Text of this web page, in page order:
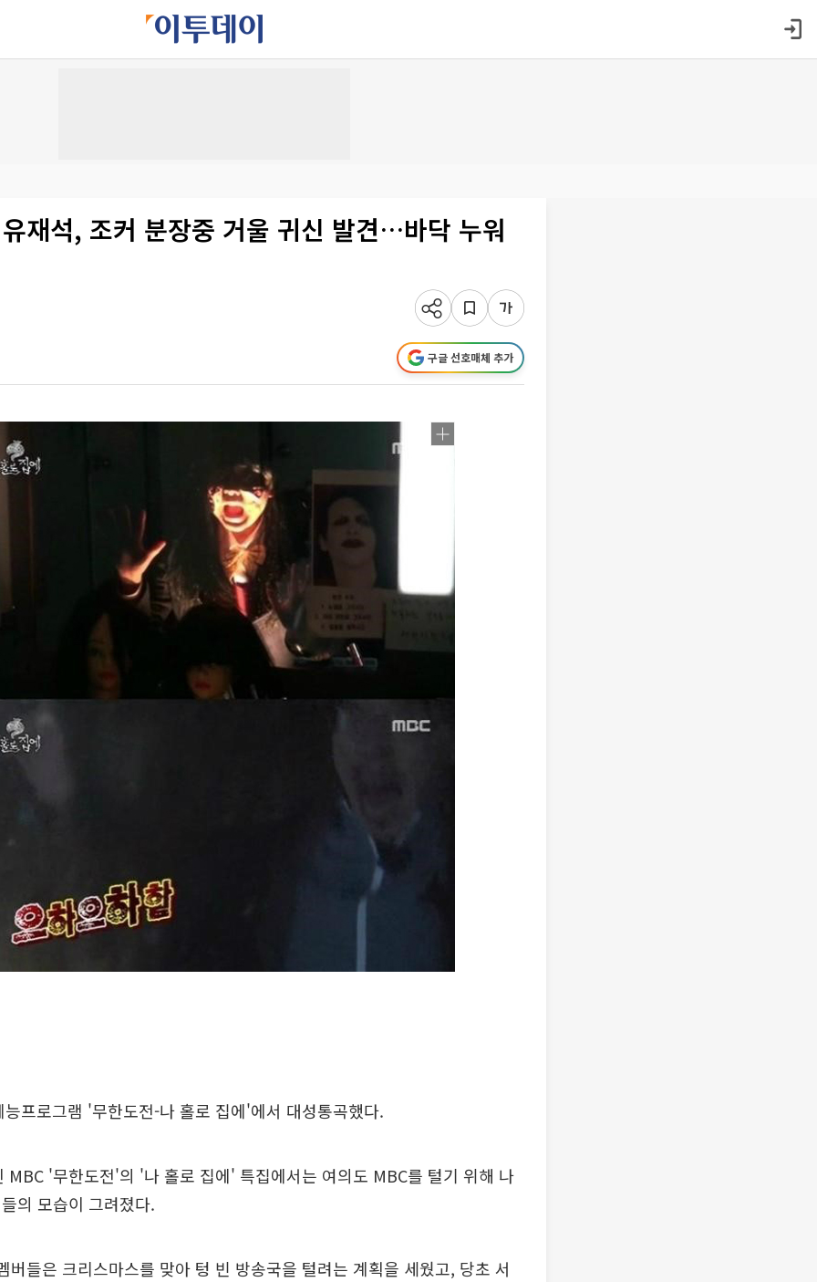
유재석, 조커 분장중 거울 귀신 발견…바닥 누워
구글 선호매체 추가
프로그램 '무한도전-나 홀로 집에'에서 대성통곡했다.
MBC '무한도전'의 '나 홀로 집에' 특집에서는 여의도 MBC를 털기 위해 나
의 모습이 그려졌다.
버들은 크리스마스를 맞아 텅 빈 방송국을 털려는 계획을 세웠고, 당초 서